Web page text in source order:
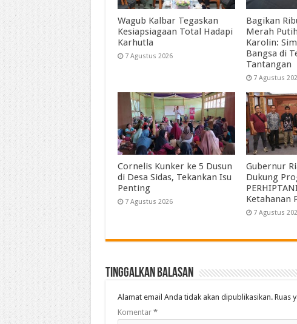
Wagub Kalbar Tegaskan
Kesiapsiagaan Total Hadapi
Karhutla
7 Agustus 2026
Bagikan
Merah
Karolin:
Bangsa di
Tantangan
7 Agustus
Cornelis Kunker ke 5 Dusun
di Desa Sidas, Tekankan Isu
Penting
7 Agustus 2026
Gubernur
Dukung
Ketahanan
7 Agustus
Tinggalkan Balasan
Alamat email Anda tidak akan dipublikasikan. Ruas
Komentar *